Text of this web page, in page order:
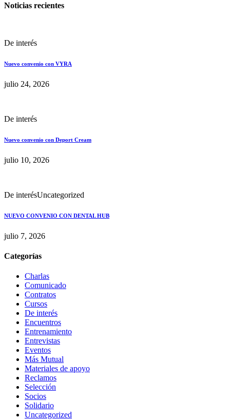
Noticias recientes
De interés
Nuevo convenio con VYRA
julio 24, 2026
De interés
Nuevo convenio con Deport Cream
julio 10, 2026
De interésUncategorized
NUEVO CONVENIO CON DENTAL HUB
julio 7, 2026
Categorías
Charlas
Comunicado
Contratos
Cursos
De interés
Encuentros
Entrenamiento
Entrevistas
Eventos
Más Mutual
Materiales de apoyo
Reclamos
Selección
Socios
Solidario
Uncategorized